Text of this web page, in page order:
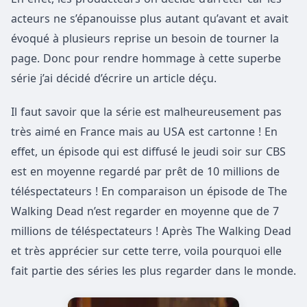
acteurs ne s’épanouisse plus autant qu’avant et avait
évoqué à plusieurs reprise un besoin de tourner la
page. Donc pour rendre hommage à cette superbe
série j’ai décidé d’écrire un article déçu.
Il faut savoir que la série est malheureusement pas
très aimé en France mais au USA est cartonne ! En
effet, un épisode qui est diffusé le jeudi soir sur CBS
est en moyenne regardé par prêt de 10 millions de
téléspectateurs ! En comparaison un épisode de The
Walking Dead n’est regarder en moyenne que de 7
millions de téléspectateurs ! Après The Walking Dead
et très apprécier sur cette terre, voila pourquoi elle
fait partie des séries les plus regarder dans le monde.